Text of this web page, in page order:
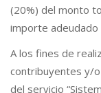
(20%) del monto
importe adeudado
A los fines de
contribuyentes y/
del servicio